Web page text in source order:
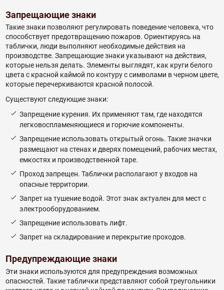
Запрещающие знаки
Такие знаки позволяют регулировать поведение человека, что
способствует предотвращению пожаров. Ориентируясь на
таблички, люди выполняют необходимые действия на
производстве. Запрещающие знаки указывают на действия,
которые нельзя делать. Элементы выглядят, как круги белого
цвета с красной каймой по контуру с символами в черном цвете,
которые перечеркиваются красной полосой.
Существуют следующие знаки:
Запрещение курения. Их применяют там, где находятся
легковоспламеняющиеся и горючие компоненты.
Запрещение использовать открытый огонь. Такие значки
размещают на стенах и дверях помещений, рабочих местах,
емкостях и производственной таре.
Проход запрещен. Таблички располагают у входов на
опасные территории.
Запрет на тушение водой. Этот знак актуален для мест с
электрооборудованием.
Запрещение использовать лифт.
Запрет на складирование и перекрытие проходов.
Предупреждающие знаки
Эти знаки используются для предупреждения возможных
опасностей. Такие таблички представляют собой треугольники